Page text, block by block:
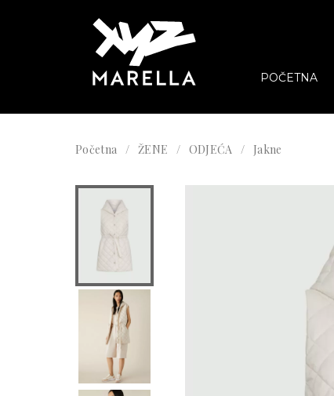
POČETNA
Početna ŽENE ODJEĆA Jakne